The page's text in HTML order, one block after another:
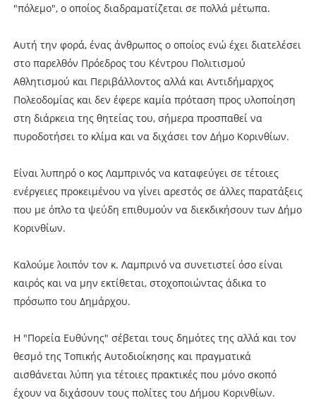
"πόλεμο", ο οποίος διαδραματίζεται σε πολλά μέτωπα.
Αυτή την φορά, ένας άνθρωπος ο οποίος ενώ έχει διατελέσει
στο παρελθόν Πρόεδρος του Κέντρου Πολιτισμού
Αθλητισμού και Περιβάλλοντος αλλά και Αντιδήμαρχος
Πολεοδομίας και δεν έφερε καμία πρόταση προς υλοποίηση
στη διάρκεια της θητείας του, σήμερα προσπαθεί να
πυροδοτήσει το κλίμα και να διχάσει τον Δήμο Κορινθίων.
Είναι λυπηρό ο κος Λαμπρινός να καταφεύγει σε τέτοιες
ενέργειες προκειμένου να γίνει αρεστός σε άλλες παρατάξεις
που με όπλο τα ψεύδη επιθυμούν να διεκδικήσουν των Δήμο
Κορινθίων.
Καλούμε λοιπόν τον κ. Λαμπρινό να συνετιστεί όσο είναι
καιρός και να μην εκτίθεται, στοχοποιώντας άδικα το
πρόσωπο του Δημάρχου.
Η "Πορεία Ευθύνης" σέβεται τους δημότες της αλλά και τον
θεσμό της Τοπικής Αυτοδιοίκησης και πραγματικά
αισθάνεται λύπη για τέτοιες πρακτικές που μόνο σκοπό
έχουν να διχάσουν τους πολίτες του Δήμου Κορινθίων.